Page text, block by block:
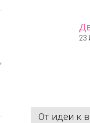
23
От идеи к